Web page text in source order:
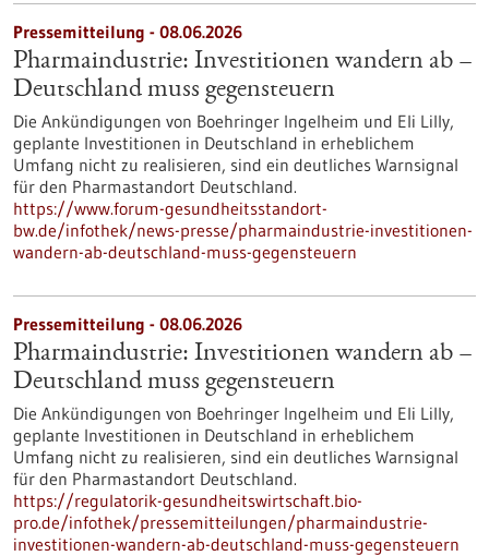
Pressemitteilung - 08.06.2026
Pharmaindustrie: Investitionen wandern ab –
Deutschland muss gegensteuern
Die Ankündigungen von Boehringer Ingelheim und Eli Lilly,
geplante Investitionen in Deutschland in erheblichem
Umfang nicht zu realisieren, sind ein deutliches Warnsignal
für den Pharmastandort Deutschland.
https://www.forum-gesundheitsstandort-
bw.de/infothek/news-presse/pharmaindustrie-investitionen-
wandern-ab-deutschland-muss-gegensteuern
Pressemitteilung - 08.06.2026
Pharmaindustrie: Investitionen wandern ab –
Deutschland muss gegensteuern
Die Ankündigungen von Boehringer Ingelheim und Eli Lilly,
geplante Investitionen in Deutschland in erheblichem
Umfang nicht zu realisieren, sind ein deutliches Warnsignal
für den Pharmastandort Deutschland.
https://regulatorik-gesundheitswirtschaft.bio-
pro.de/infothek/pressemitteilungen/pharmaindustrie-
investitionen-wandern-ab-deutschland-muss-gegensteuern